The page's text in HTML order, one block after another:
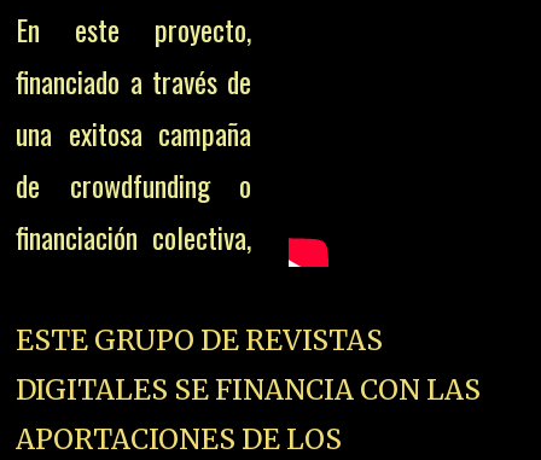
En este proyecto,
financiado a través de
una exitosa campaña
de crowdfunding o
financiación colectiva,
ESTE GRUPO DE REVISTAS
DIGITALES SE FINANCIA CON LAS
APORTACIONES DE LOS